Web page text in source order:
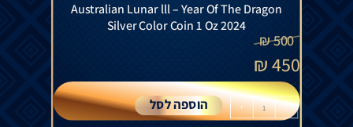
Australian Lunar lll – Year Of The Dragon
Silver Color Coin 1 Oz 2024
500
₪
450
₪
-
+ הוספה לסל